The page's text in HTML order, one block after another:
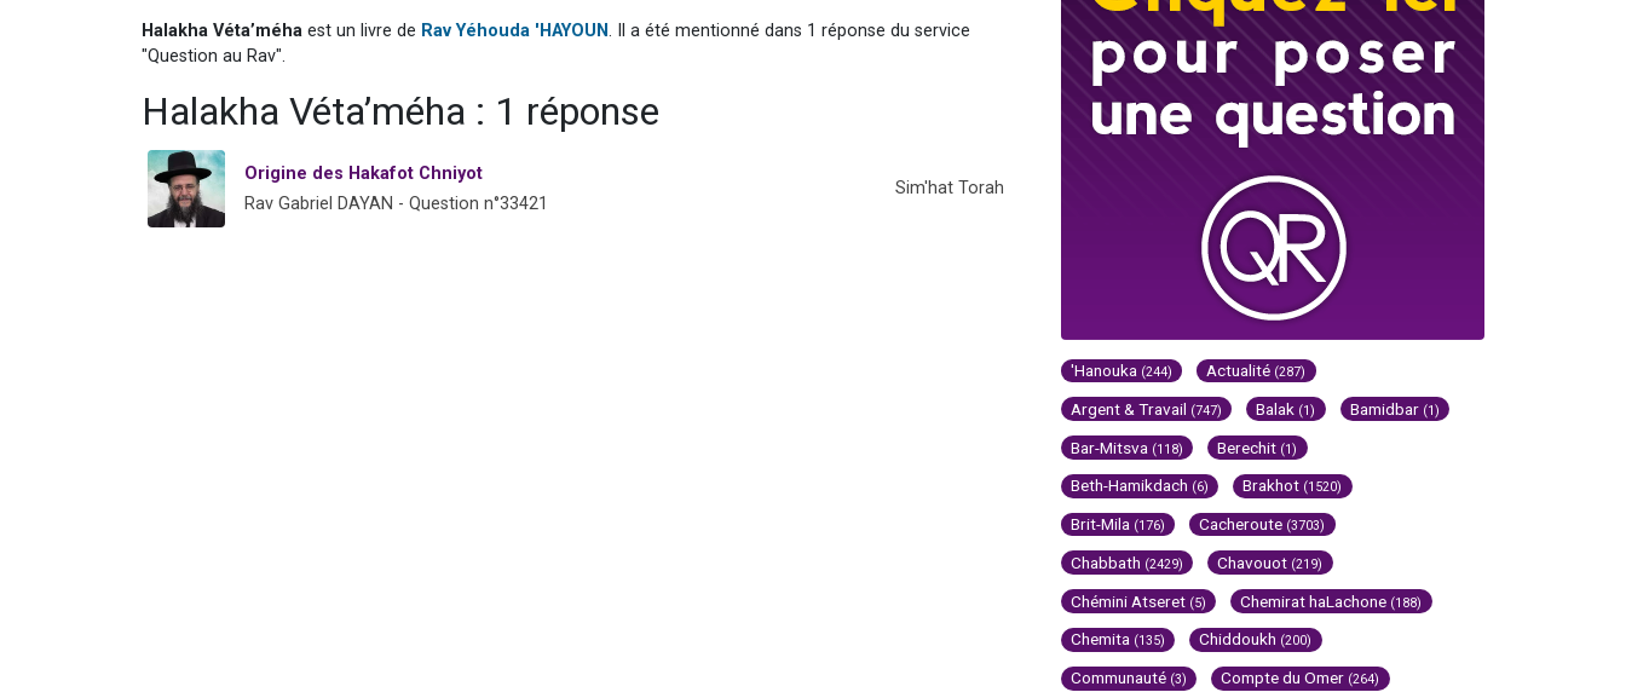
Halakha Véta’méha est un livre de Rav Yéhouda 'HAYOUN. Il a été mentionné dans 1 réponse du service
"Question au Rav".
Halakha Véta’méha : 1 réponse
Origine des Hakafot Chniyot
Rav Gabriel DAYAN - Question n°33421
Sim'hat Torah
'Hanouka (244) Actualité (287)
Argent & Travail (747) Balak (1) Bamidbar (1)
Bar-Mitsva (118) Berechit (1)
Beth-Hamikdach (6) Brakhot (1520)
Brit-Mila (176) Cacheroute (3703)
Chabbath (2429) Chavouot (219)
Chémini Atseret (5) Chemirat haLachone (188)
Chemita (135) Chiddoukh (200)
Communauté (3) Compte du Omer (264)